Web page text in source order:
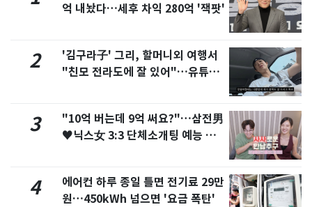
억 내놨다…세후 차익 280억 '잭팟'
2
'김구라子' 그리, 할머니외 여행서
"친모 전라도에 잘 있어"…유튜브
3
"10억 버는데 9억 써요?"…삼전男
♥닉스女 3:3 단체소개팅 예능 화
4
에어컨 하루 종일 틀면 전기료 29만
원…450kWh 넘으면 '요금 폭탄'